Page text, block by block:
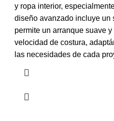
y ropa interior,
diseño avanzado incluye un
permite un arranque suave
velocidad de costura,
las necesidades de cada